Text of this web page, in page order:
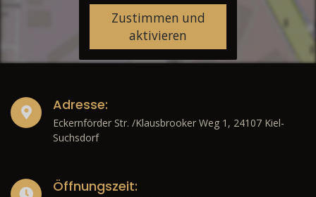
Zustimmen und
aktivieren
Adresse:
Eckernförder Str. /Klausbrooker Weg 1, 24107 Kiel-
Suchsdorf
Öffnungszeit: